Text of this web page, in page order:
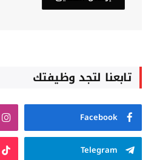
تابعنا لتجد وظيفتك
Facebook
Telegram